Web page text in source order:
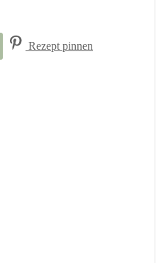
Rezept pinnen